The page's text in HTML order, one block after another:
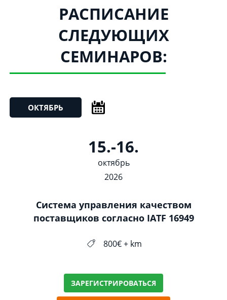
РАСПИСАНИЕ
СЛЕДУЮЩИХ
СЕМИНАРОВ:
ОКТЯБРЬ
15.-16.
октябрь
2026
Система управления качеством
поставщиков согласно IATF 16949
800€ + km
ЗАРЕГИСТРИРОВАТЬСЯ